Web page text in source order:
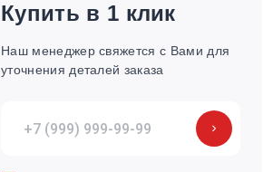
Купить в 1 клик
Наш менеджер свяжется с Вами для
уточнения деталей заказа